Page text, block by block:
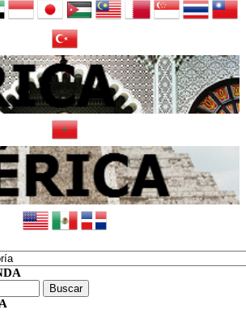
Buscar